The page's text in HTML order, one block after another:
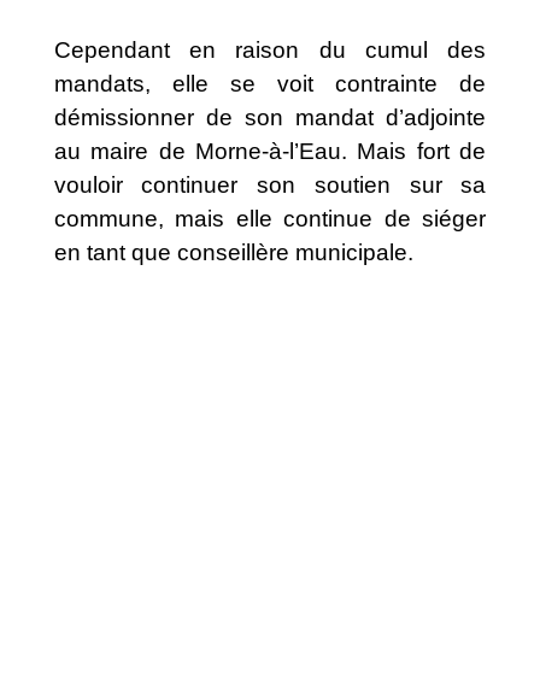
Cependant en raison du cumul des
mandats, elle se voit contrainte de
démissionner de son mandat d’adjointe
au maire de Morne-à-l’Eau. Mais fort de
vouloir continuer son soutien sur sa
commune, mais elle continue de siéger
en tant que conseillère municipale.